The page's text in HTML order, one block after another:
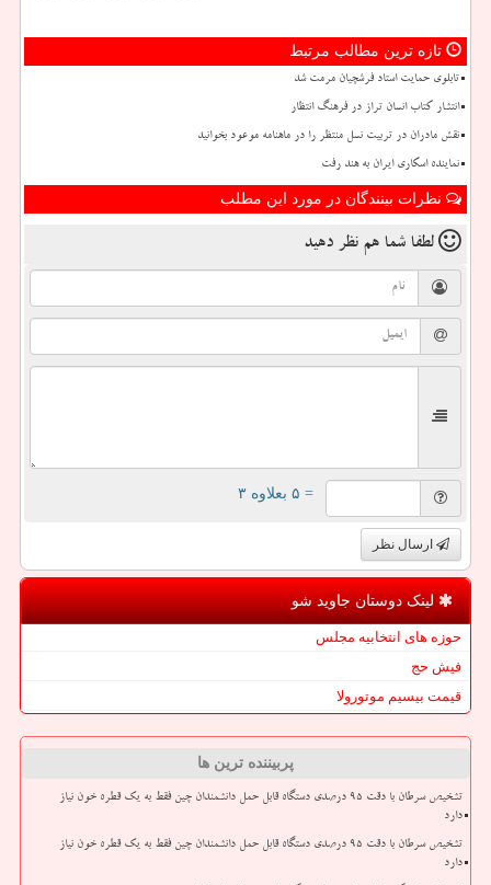
تازه ترین مطالب مرتبط
تابلوی حمایت استاد فرشچیان مرمت شد
انتشار کتاب انسان تراز در فرهنگ انتظار
نقش مادران در تربیت نسل منتظر را در ماهنامه موعود بخوانید
نماینده اسکاری ایران به هند رفت
نظرات بینندگان در مورد این مطلب
لطفا شما هم نظر دهید
= ۵ بعلاوه ۳
ارسال نظر
لینک دوستان جاوید شو
حوزه های انتخابیه مجلس
فیش حج
قیمت بیسیم موتورولا
پربیننده ترین ها
تشخیص سرطان با دقت ۹۵ درصدی دستگاه قابل حمل دانشمندان چین فقط به یک قطره خون نیاز
دارد
تشخیص سرطان با دقت ۹۵ درصدی دستگاه قابل حمل دانشمندان چین فقط به یک قطره خون نیاز
دارد